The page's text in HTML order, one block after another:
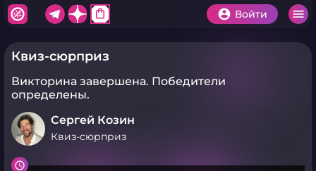
shopping_bag Войти
Квиз-сюрприз
Викторина завершена. Победители
определены.
Сергей Козин
Квиз-сюрприз